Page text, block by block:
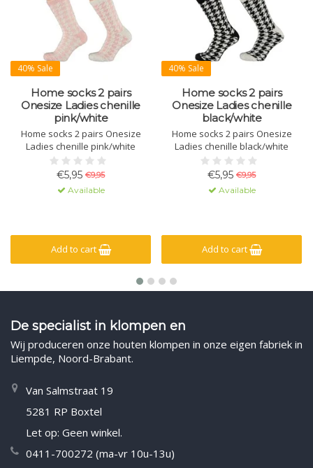
40% Sale
Home socks 2 pairs
Onesize Ladies chenille
pink/white
Home socks 2 pairs Onesize
Ladies chenille pink/white
€5,95 €9,95
Available
Add to cart
40% Sale
Home socks 2 pairs
Onesize Ladies chenille
black/white
Home socks 2 pairs Onesize
Ladies chenille black/white
€5,95 €9,95
Available
Add to cart
De specialist in klompen en
Wij produceren onze houten klompen in onze eigen fabriek in
Liempde, Noord-Brabant.
Van Salmstraat 19
5281 RP Boxtel
Let op: Geen winkel.
0411-700272 (ma-vr 10u-13u)